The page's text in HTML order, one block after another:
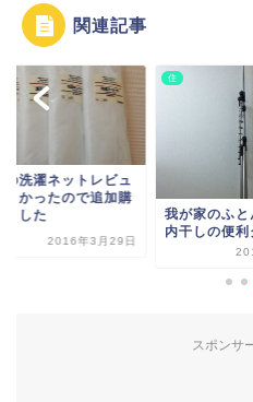
関連記事
の洗濯ネットレビュ
よかったので追加購
ました
2016年3月29日
住
我が家のふ
内干しの便
スポンサ